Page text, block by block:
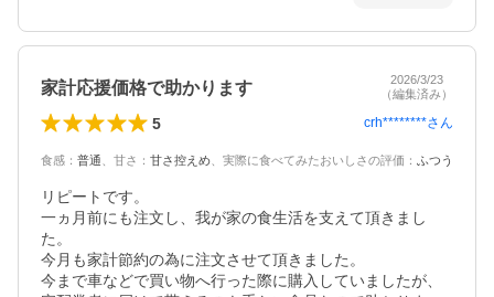
家計応援価格で助かります
2026/3/23
（編集済み）
5 crh********さん
食感 ： 普通 甘さ ： 甘さ控えめ 実際に食べてみたおいしさの評価 ： ふつう
リピートです。
一ヵ月前にも注文し、我が家の食生活を支えて頂きまし
た。
今月も家計節約の為に注文させて頂きました。
今まで車などで買い物へ行った際に購入していましたが、